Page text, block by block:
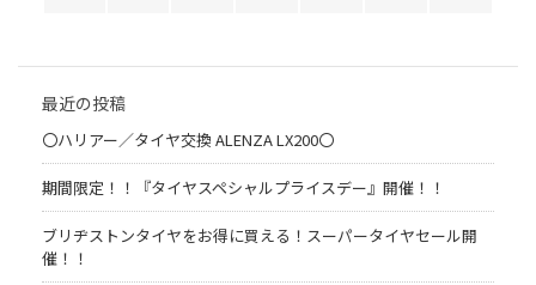
最近の投稿
〇ハリアー／タイヤ交換 ALENZA LX200〇
期間限定！！『タイヤスペシャルプライスデー』開催！！
ブリヂストンタイヤをお得に買える！スーパータイヤセール開
催！！